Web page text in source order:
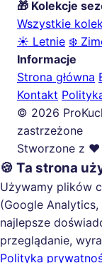
🎁 Kolekcje
Wszystkie
☀️ Letnie ❄️
Informacje
Strona główna
Kontakt
© 2026
zastrzeżone
Stworzone z ❤️
🍪 Ta strona
Używamy plików
(Google
najlepsze
przeglądanie,
Polityka